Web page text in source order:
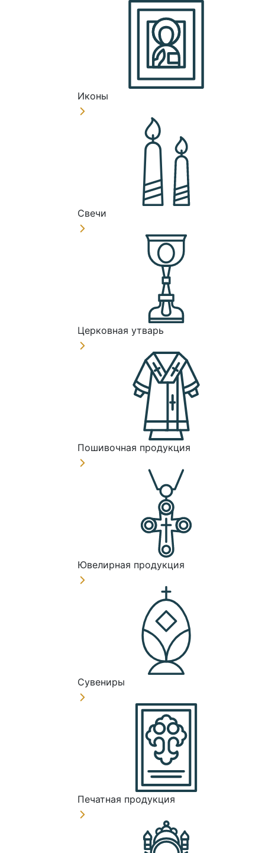
Иконы
Свечи
Церковная утварь
Пошивочная продукция
Ювелирная продукция
Сувениры
Печатная продукция